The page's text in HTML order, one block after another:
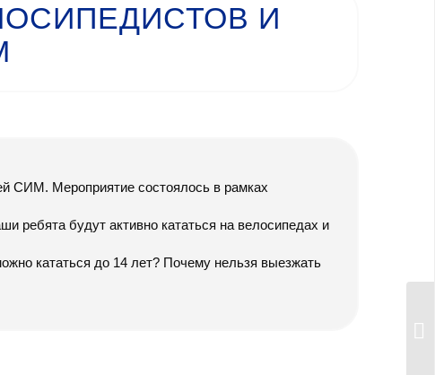
И
СИМ. Мероприятие состоялось в рамках
ребята будут активно кататься на велосипедах и
кататься до 14 лет? Почему нельзя выезжать